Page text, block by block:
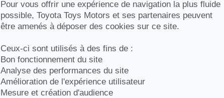
Pour vous offrir une expérience de navigation la plus fluide
possible, Toyota Toys Motors et ses partenaires peuvent
être amenés à déposer des cookies sur ce site.
Ceux-ci sont utilisés à des fins de :
Bon fonctionnement du site
Analyse des performances du site
Amélioration de l'expérience utilisateur
Mesure et création d'audience